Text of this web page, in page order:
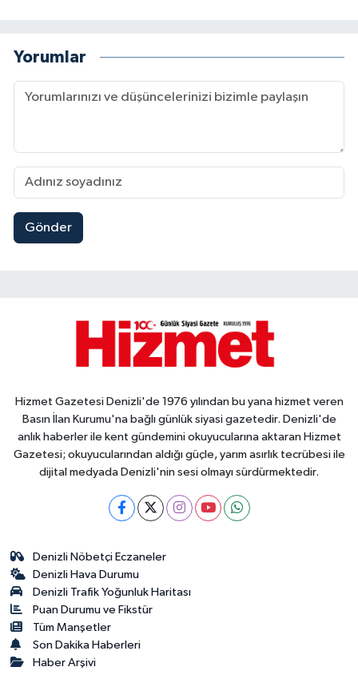
Yorumlar
Gönder
Hizmet Gazetesi Denizli'de 1976 yılından bu yana hizmet veren
Basın İlan Kurumu'na bağlı günlük siyasi gazetedir. Denizli'de
anlık haberler ile kent gündemini okuyucularına aktaran Hizmet
Gazetesi; okuyucularından aldığı güçle, yarım asırlık tecrübesi ile
dijital medyada Denizli'nin sesi olmayı sürdürmektedir.
Denizli Nöbetçi Eczaneler
Denizli Hava Durumu
Denizli Trafik Yoğunluk Haritası
Puan Durumu ve Fikstür
Tüm Manşetler
Son Dakika Haberleri
Haber Arşivi